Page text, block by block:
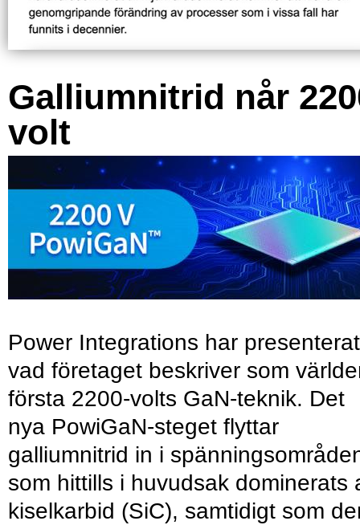
Galliumnitrid når
volt
Power Integrations har presenterat
vad företaget beskriver som
första 2200-volts GaN-teknik. Det
nya PowiGaN-steget flyttar
galliumnitrid in i
som hittills i huvudsak dominerats
kiselkarbid (SiC), samtidigt som